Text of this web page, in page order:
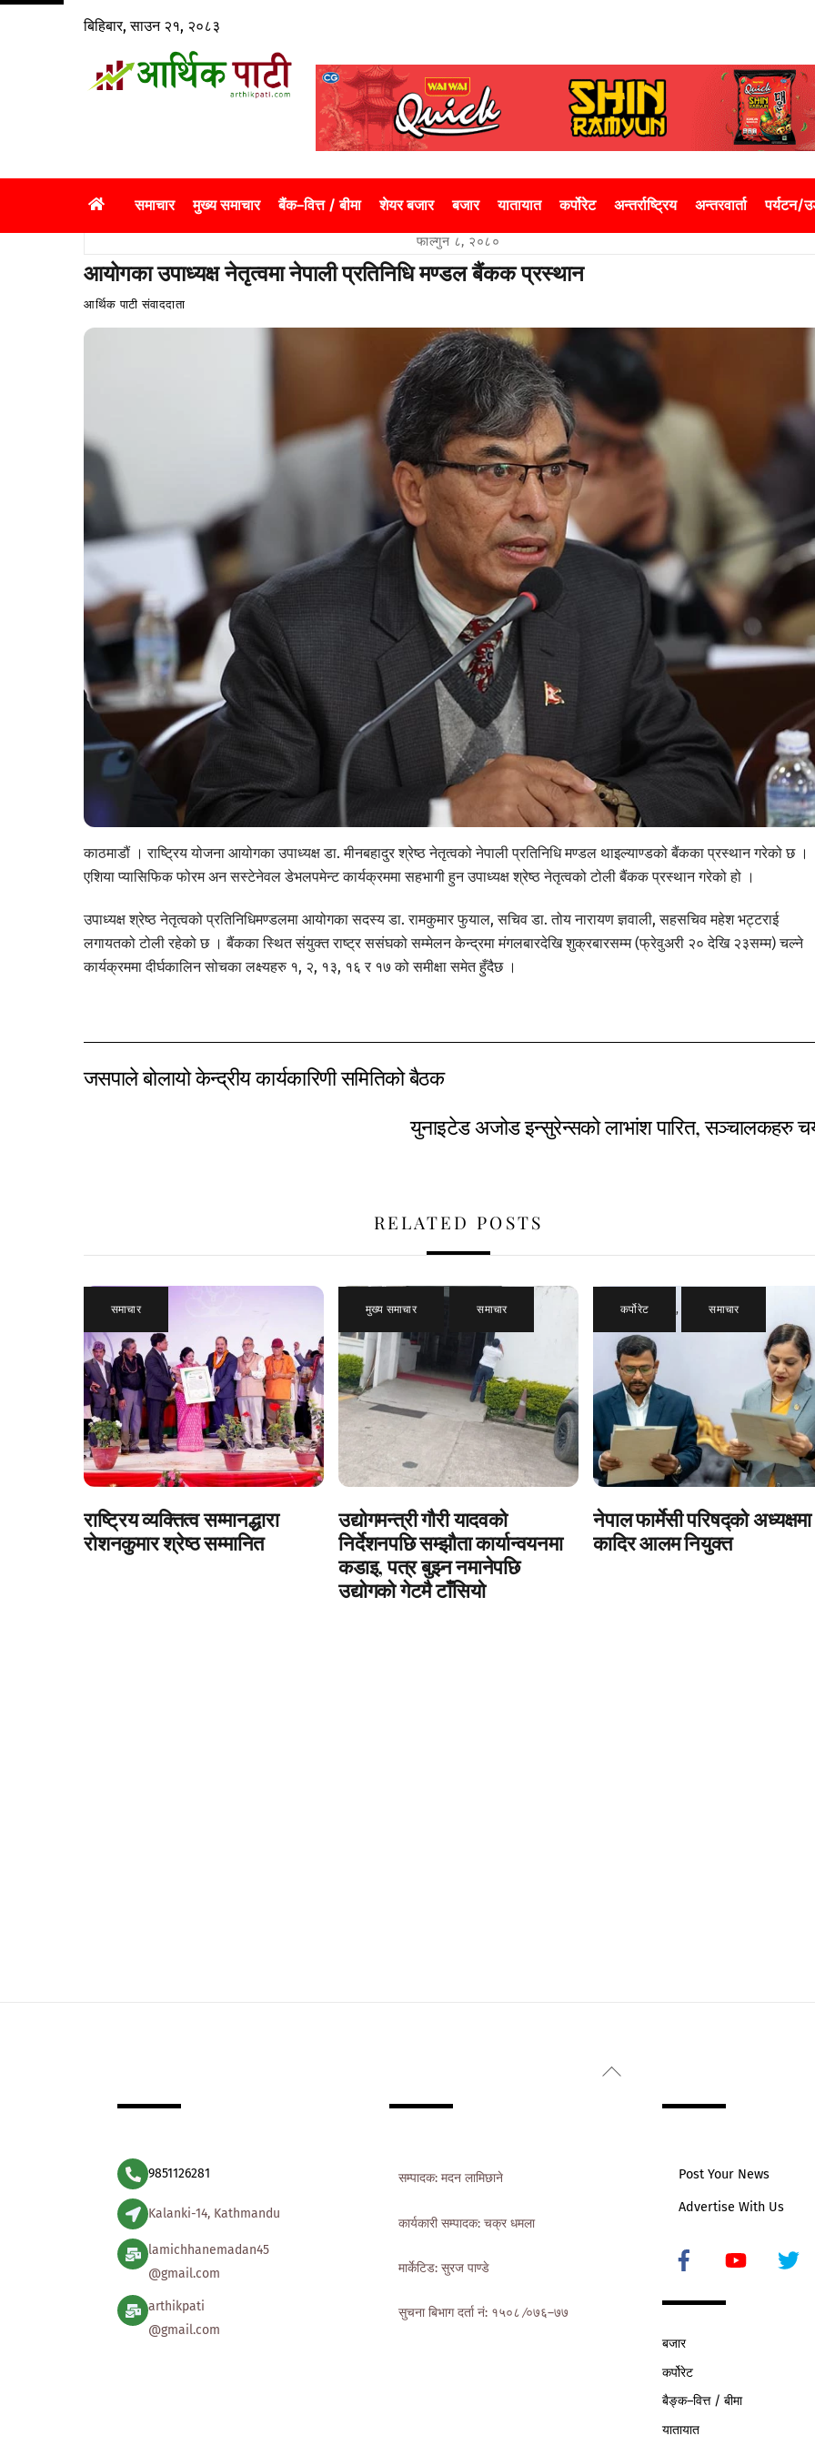
Skip
बिहिबार, साउन २१, २०८३
समाचार मुख्य समाचार बैंक–वित्त / बीमा शेयर बजार बजार यातायात कर्पोरेट अन्तर्राष्ट्रिय अन्तरवार्ता पर्यटन/
फाल्गुन ८, २०८०
आयोगका उपाध्यक्ष नेतृत्वमा नेपाली प्रतिनिधि मण्डल बैंकक प्रस्थान
आर्थिक पाटी संवाददाता
काठमाडौं । राष्ट्रिय योजना आयोगका उपाध्यक्ष डा. मीनबहादुर श्रेष्ठ नेतृत्वको नेपाली प्रतिनिधि मण्डल थाइल्याण्डको बैंकका प्रस्थान गरेको छ ।
एशिया प्यासिफिक फोरम अन सस्टेनेवल डेभलपमेन्ट कार्यक्रममा सहभागी हुन उपाध्यक्ष श्रेष्ठ नेतृत्वको टोली बैंकक प्रस्थान गरेको हो ।
उपाध्यक्ष श्रेष्ठ नेतृत्वको प्रतिनिधिमण्डलमा आयोगका सदस्य डा. रामकुमार फुयाल, सचिव डा. तोय नारायण ज्ञवाली, सहसचिव महेश भट्टराई
लगायतको टोली रहेको छ । बैंकका स्थित संयुक्त राष्ट्र ससंघको सम्मेलन केन्द्रमा मंगलबारदेखि शुक्रबारसम्म (फ्रेवुअरी २० देखि २३सम्म) चल्ने
कार्यक्रममा दीर्घकालिन सोचका लक्ष्यहरु १, २, १३, १६ र १७ को समीक्षा समेत हुँदैछ ।
जसपाले बोलायो केन्द्रीय कार्यकारिणी समितिको बैठक
युनाइटेड अजोड इन्सुरेन्सको लाभांश पारित, सञ्चालकहरु
RELATED POSTS
समाचार
राष्ट्रिय व्यक्तित्व सम्मानद्धारा
रोशनकुमार श्रेष्ठ सम्मानित
मुख्य समाचार समाचार
उद्योगमन्त्री गौरी यादवको
निर्देशनपछि सम्झौता कार्यान्वयनमा
कडाइ, पत्र बुझ्न नमानेपछि
उद्योगको गेटमै टाँसियो
कर्पोरेट , समाचार
नेपाल फार्मेसी परिषद्को अध्यक्षमा
कादिर आलम नियुक्त
Back
9851126281
Kalanki-14, Kathmandu
lamichhanemadan45
@gmail.com
arthikpati
@gmail.com
सम्पादक: मदन लामिछाने
कार्यकारी सम्पादक: चक्र धमला
मार्केटिड: सुरज पाण्डे
सुचना बिभाग दर्ता नं: १५०८ ∕०७६–७७
Post Your News
Advertise With Us
Icon
बजार
कर्पोरेट
बैङ्क–वित्त / बीमा
यातायात